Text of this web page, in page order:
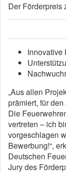
Der Förderpreis
Innovative
„Aus allen
prämiert, für
Die
vertreten – ich
vorgeschlagen
Bewerbung!“,
Deutschen
Jury des